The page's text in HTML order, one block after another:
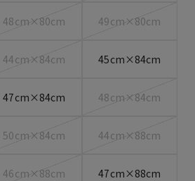
48cm×80cm 49cm×80cm
44cm×84cm 45cm×84cm
47cm×84cm 48cm×84cm
50cm×84cm 44cm×88cm
46cm×88cm 47cm×88cm